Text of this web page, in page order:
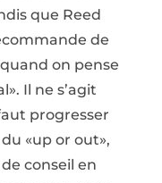
que Reed
de
on pense
Il ne s’agit
progresser
«up or out»,
conseil en